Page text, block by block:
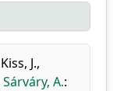
Kiss, J.,
Sárváry, A.: